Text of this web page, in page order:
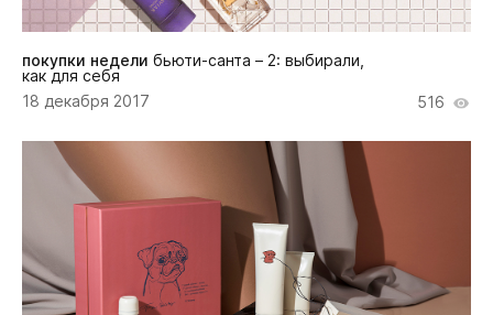
покупки недели бьюти-санта – 2: выбирали,
как для себя
18 декабря 2017
516